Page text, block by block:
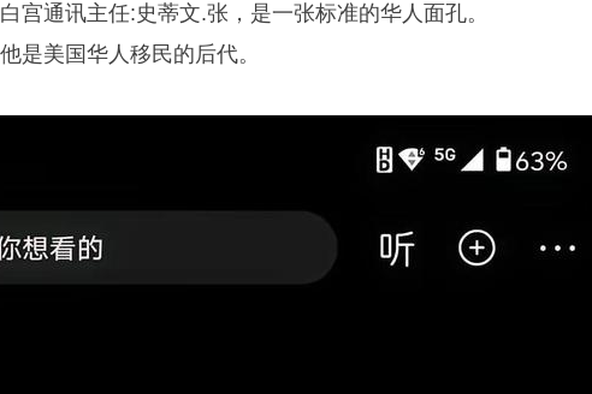
宫通讯主任:史蒂文.张，是一张标准的华人面孔。
是美国华人移民的后代。